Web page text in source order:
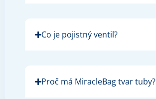
Co je pojistný ventil?
Proč má MiracleBag tvar tuby?